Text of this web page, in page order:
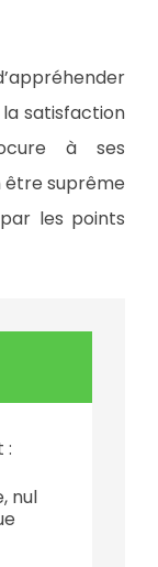
satisfaction
à ses
être suprême
les points
:
nul